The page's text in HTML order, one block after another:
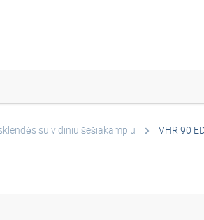
su vidiniu šešiakampiu VHR 90